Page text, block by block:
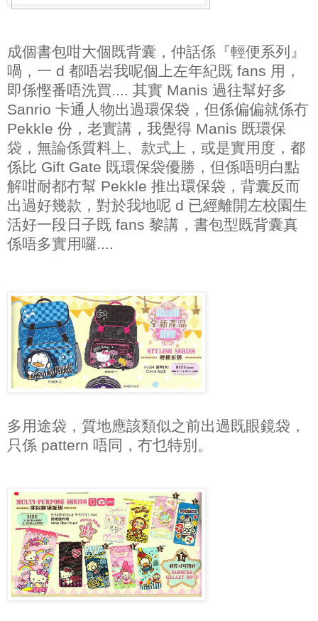
成個書包咁大個既背囊，仲話係『輕便系列』
喎，一 d 都唔岩我呢個上左年紀既 fans 用，
即係慳番唔洗買.... 其實 Manis 過往幫好多
Sanrio 卡通人物出過環保袋，但係偏偏就係冇
Pekkle 份，老實講，我覺得 Manis 既環保
袋，無論係質料上、款式上，或是實用度，都
係比 Gift Gate 既環保袋優勝，但係唔明白點
解咁耐都冇幫 Pekkle 推出環保袋，背囊反而
出過好幾款，對於我地呢 d 已經離開左校園生
活好一段日子既 fans 黎講，書包型既背囊真
係唔多實用囉....
多用途袋，質地應該類似之前出過既眼鏡袋，
只係 pattern 唔同，冇乜特別。